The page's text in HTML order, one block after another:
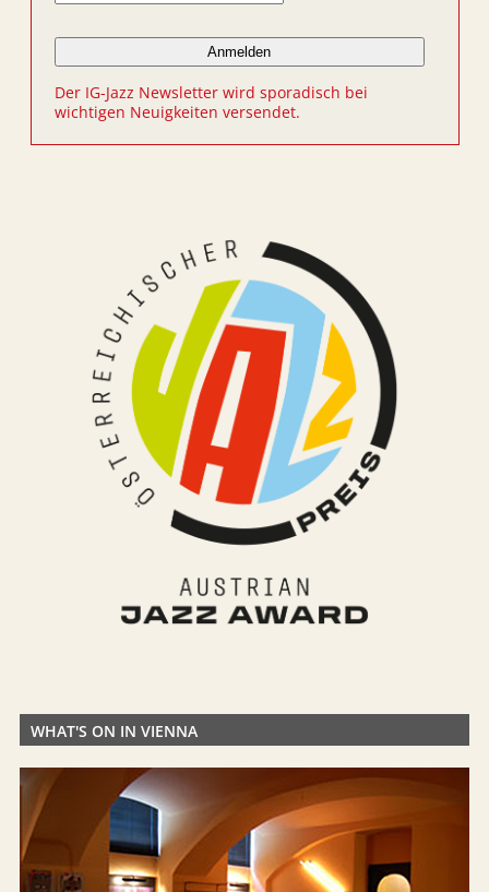
Der IG-Jazz Newsletter wird sporadisch bei
wichtigen Neuigkeiten versendet.
WHAT'S ON IN VIENNA